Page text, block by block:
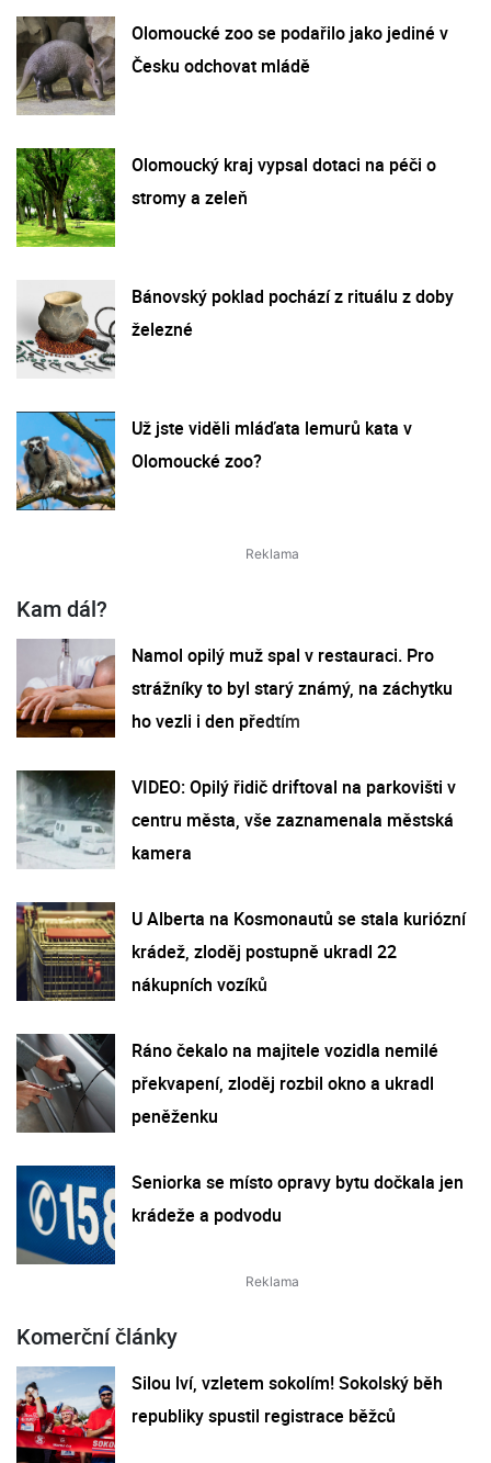
Olomoucké zoo se podařilo jako jediné v
Česku odchovat mládě
Olomoucký kraj vypsal dotaci na péči o
stromy a zeleň
Bánovský poklad pochází z rituálu z doby
železné
Už jste viděli mláďata lemurů kata v
Olomoucké zoo?
Kam dál?
Namol opilý muž spal v restauraci. Pro
strážníky to byl starý známý, na záchytku
ho vezli i den předtím
VIDEO: Opilý řidič driftoval na parkovišti v
centru města, vše zaznamenala městská
kamera
U Alberta na Kosmonautů se stala kuriózní
krádež, zloděj postupně ukradl 22
nákupních vozíků
Ráno čekalo na majitele vozidla nemilé
překvapení, zloděj rozbil okno a ukradl
peněženku
Seniorka se místo opravy bytu dočkala jen
krádeže a podvodu
Komerční články
Silou lví, vzletem sokolím! Sokolský běh
republiky spustil registrace běžců